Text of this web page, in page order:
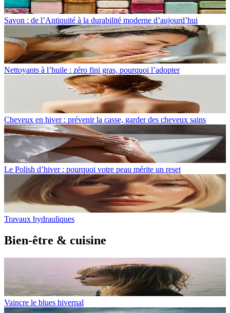
Savon : de l’Antiquité à la durabilité moderne d’aujourd’hui
Nettoyants à l’huile : zéro fini gras, pourquoi l’adopter
Cheveux en hiver : prévenir la casse, garder des cheveux sains
Le Polish d’hiver : pourquoi votre peau mérite un reset
Travaux hydrauliques
Bien-être & cuisine
Vaincre le blues hivernal